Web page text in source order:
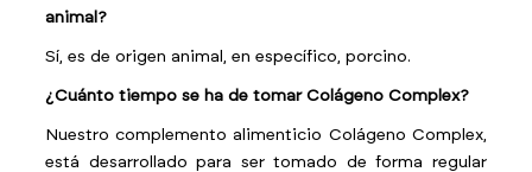
animal?
Sí, es de origen animal, en específico, porcino.
¿Cuánto tiempo se ha de tomar Colágeno Complex?
Nuestro complemento alimenticio Colágeno Complex,
está desarrollado para ser tomado de forma regular